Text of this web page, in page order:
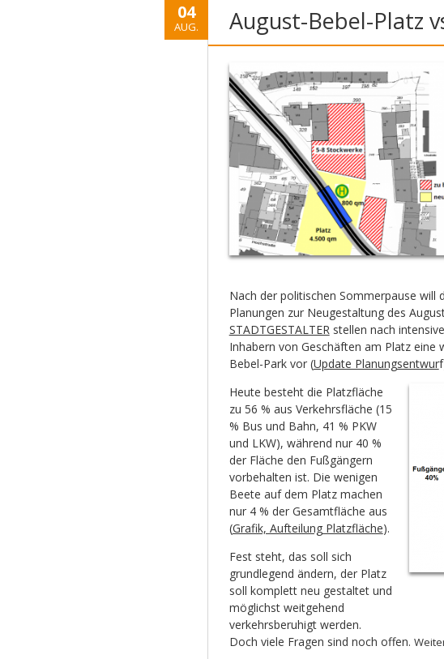
04
AUG. August-Bebel-Platz
Nach der politischen Sommerpause will
Planungen zur Neugestaltung des
STADTGESTALTERstellen nach
Inhabern von Geschäften am Platz
Bebel-Park vor (Update Planungsentwur
Heute besteht die Platzfläche
zu 56 % aus Verkehrsfläche (15
% Bus und Bahn, 41 % PKW
und LKW), während nur 40 %
der Fläche den Fußgängern
vorbehalten ist. Die wenigen
Beete auf dem Platz machen
nur 4 % der Gesamtfläche aus
(Grafik, Aufteilung Platzfläche).
Fest steht, das soll sich
grundlegend ändern, der Platz
soll komplett neu gestaltet und
möglichst weitgehend
verkehrsberuhigt werden.
Doch viele Fragen sind noch offen.